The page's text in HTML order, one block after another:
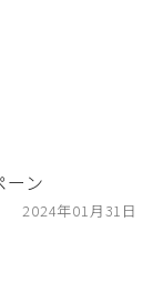
ーン
2024年01月31日